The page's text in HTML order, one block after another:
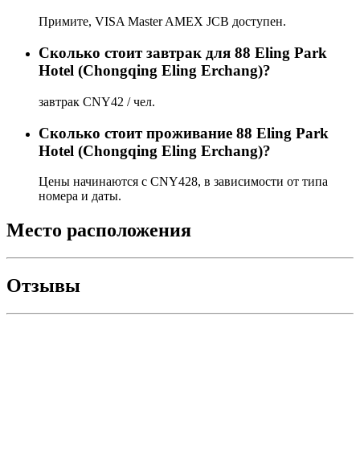
Примите, VISA Master AMEX JCB доступен.
Сколько стоит завтрак для 88 Eling Park
Hotel (Chongqing Eling Erchang)?
завтрак CNY42 / чел.
Сколько стоит проживаниe 88 Eling Park
Hotel (Chongqing Eling Erchang)?
Цены начинаются с CNY428, в зависимости от типа
номера и даты.
Место расположения
Отзывы